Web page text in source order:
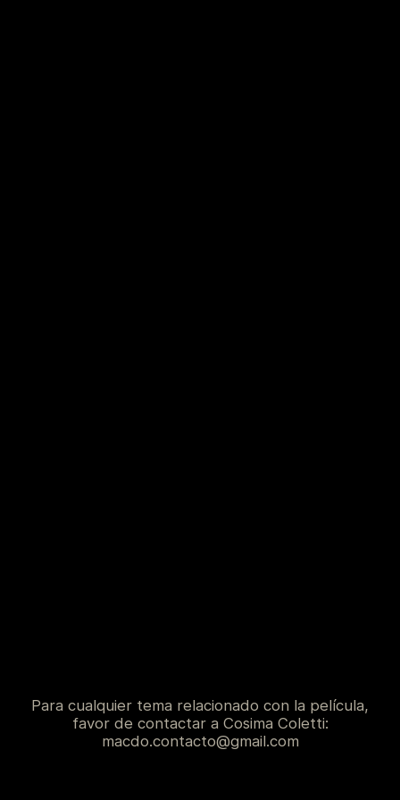
Para cualquier tema relacionado con la película,
favor de contactar a Cosima Coletti:
macdo.contacto@gmail.com